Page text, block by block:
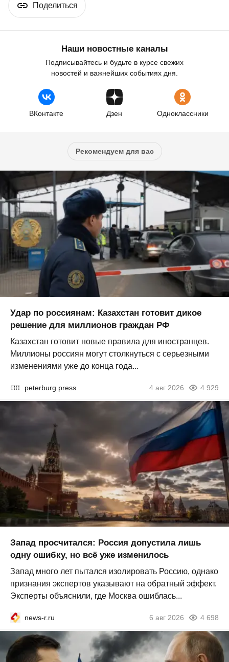
Поделиться
Наши новостные каналы
Подписывайтесь и будьте в курсе свежих
новостей и важнейших событиях дня.
ВКонтакте Дзен Одноклассники
Рекомендуем для вас
Удар по россиянам: Казахстан готовит дикое
решение для миллионов граждан РФ
Казахстан готовит новые правила для иностранцев.
Миллионы россиян могут столкнуться с серьезными
изменениями уже до конца года...
peterburg.press 4 авг 2026 4 929
Запад просчитался: Россия допустила лишь
одну ошибку, но всё уже изменилось
Запад много лет пытался изолировать Россию, однако
признания экспертов указывают на обратный эффект.
Эксперты объяснили, где Москва ошиблась...
news-r.ru 6 авг 2026 4 698